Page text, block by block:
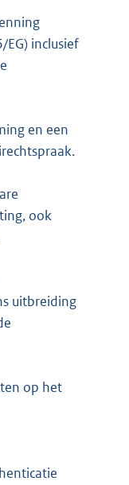
inclusief
en een
ook
uitbreiding
op het